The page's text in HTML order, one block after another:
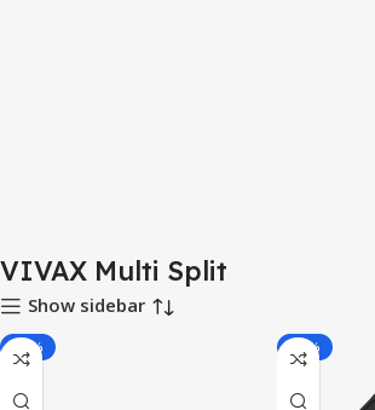
VIVAX Multi Split
Show sidebar
-20% -20%